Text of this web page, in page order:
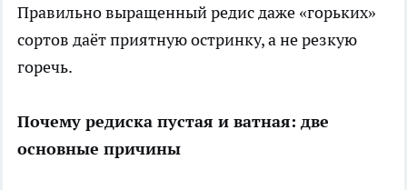
Правильно выращенный редис даже «горьких»
сортов даёт приятную остринку, а не резкую
горечь.
Почему редиска пустая и ватная: две
основные причины